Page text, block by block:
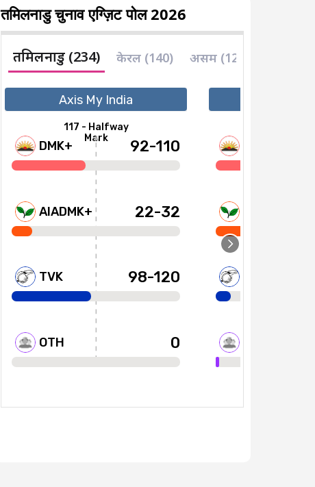
तमिलनाडु चुनाव एग्ज़िट पोल 2026